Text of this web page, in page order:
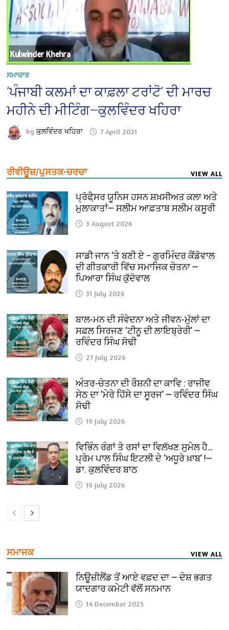
ਸਮਾਚਾਰ
‘ਪੰਜਾਬੀ ਕਲਮਾਂ ਦਾ ਕਾਫ਼ਲਾ ਟਰਾਂਟੋ’ ਦੀ ਮਾਰਚ
ਮਹੀਨੇ ਦੀ ਮੀਟਿੰਗ—ਕੁਲਵਿੰਦਰ ਖਹਿਰਾ
byਕੁਲਵਿੰਦਰ ਖਹਿਰਾ 7 April 2021
ਰੀਵੀਊਜ਼/ਪੁਸਤਕ-ਚਰਚਾ VIEW ALL
ਪ੍ਰੋਫੈ਼ਸਰ ਯੂਨਿਸ ਹਸਨ ਸ਼ਖ਼ਸੀਅਤ ਕਲਾ ਅਤੇ
ਮੁਲਾਕਾਤਾਂ— ਸਲੀਮ ਆਫ਼ਤਾਬ ਸਲੀਮ ਕਸੂਰੀ
3 August 2026
ਸਾਡੀ ਜਾਨ ‘ਤੇ ਬਣੀ ਏ – ਗੁਰਮਿੰਦਰ ਕੈਂਡੋਵਾਲ
ਦੀ ਗੀਤਕਾਰੀ ਵਿੱਚ ਸਮਾਜਿਕ ਚੇਤਨਾ —
ਪਿਆਰਾ ਸਿੰਘ ਕੁੱਦੋਵਾਲ
31 July 2026
ਬਾਲ-ਮਨ ਦੀ ਸੰਵੇਦਨਾ ਅਤੇ ਜੀਵਨ-ਮੁੱਲਾਂ ਦਾ
ਸਫ਼ਲ ਸਿਰਜਣ ‘ਟੀਨੂ ਦੀ ਲਾਇਬ੍ਰੇਰੀ’ —
ਰਵਿੰਦਰ ਸਿੰਘ ਸੋਢੀ
27 July 2026
ਅੰਤਰ-ਚੇਤਨਾ ਦੀ ਰੌਸ਼ਨੀ ਦਾ ਕਾਵਿ : ਰਾਜੀਵ
ਸੇਠ ਦਾ ‘ਮੇਰੇ ਹਿੱਸੇ ਦਾ ਸੂਰਜ’ — ਰਵਿੰਦਰ ਸਿੰਘ
ਸੋਢੀ
19 July 2026
ਵਿਭਿੰਨ ਰੰਗਾਂ ਤੇ ਰਸਾਂ ਦਾ ਵਿਲੱਖਣ ਸੁਮੇਲ ਹੈ…
ਪ੍ਰੇਮ ਪਾਲ ਸਿੰਘ ਇਟਲੀ ਦੇ ‘ਅਧੂਰੇ ਖ਼ਾਬ’ !—
ਡਾ. ਕੁਲਵਿੰਦਰ ਬਾਠ
19 July 2026
ਸਮਾਜਕ VIEW ALL
ਨਿਊਜ਼ੀਲੈਂਡ ਤੋਂ ਆਏ ਵਫ਼ਦ ਦਾ — ਦੇਸ਼ ਭਗਤ
ਯਾਦਗਾਰ ਕਮੇਟੀ ਵੱਲੋਂ ਸਨਮਾਨ
14 December 2025